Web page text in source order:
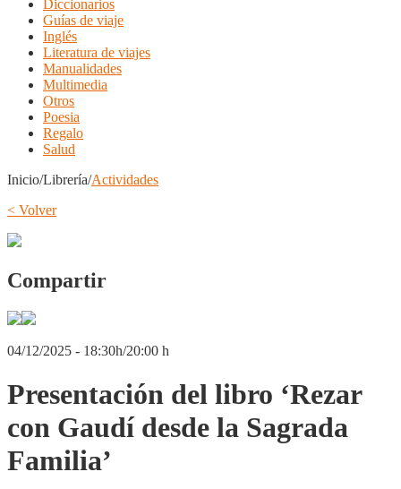
Diccionarios
Guías de viaje
Inglés
Literatura de viajes
Manualidades
Multimedia
Otros
Poesia
Regalo
Salud
Inicio/Librería/Actividades
< Volver
Compartir
04/12/2025 - 18:30h/20:00 h
Presentación del libro ‘Rezar
con Gaudí desde la Sagrada
Familia’